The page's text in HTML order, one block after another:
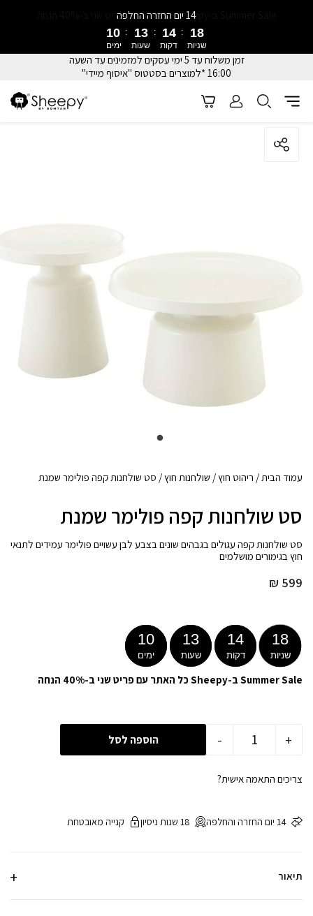
זמן משלוח עד 5 ימי עסקים למזמינים עד השעה
16:00 *למוצרים בסטטוס "איסוף מיידי"
14 יום החזרה החלפה
10
ימים
13
שעות
14
דקות
18
שניות
עמוד הבית/ ריהוט חוץ/ שולחנות חוץ/ סט שולחנות קפה פולימר שמנת
סט שולחנות קפה פולימר שמנת
סט שולחנות קפה עגולים בגבהים שונים בצבע לבן עשויים פולימר עמידים לתנאי
חוץ בגימורים מושלמים
₪ 599
10
ימים
13
שעות
14
דקות
18
שניות
Summer Sale ב-Sheepy כל האתר עם פריט שני ב-40% הנחה
- + הוספה לסל
צריכים התאמה אישית?
14 יום החזרה והחלפה 18 שנות ניסיון קנייה מאובטחת
תיאור